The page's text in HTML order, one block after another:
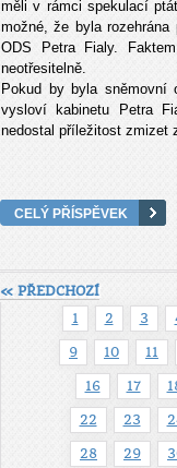
měli v rámci spekulací
možné, že byla
ODS Petra Fialy.
neotřesitelně.
Pokud by byla sněmovní
vysloví kabinetu Petra
nedostal příležitost zmizet
CELÝ PŘÍSPĚVEK
« PŘEDCHOZÍ
1
2 3
9 10 11
16 17
22 23
28 29